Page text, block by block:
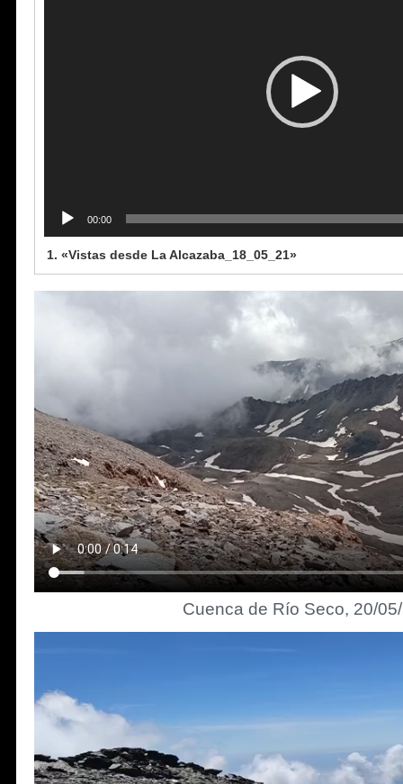
00:00
1. «Vistas desde La Alcazaba_18_05_21»
Cuenca de Río Seco, 20/